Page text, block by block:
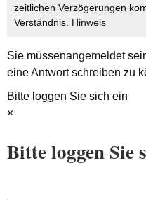
zeitlichen Verzögerungen
Verständnis. Hinweis
Sie müssenangemeldet
eine Antwort schreiben zu
Bitte loggen Sie sich ein
×
Bitte loggen Sie